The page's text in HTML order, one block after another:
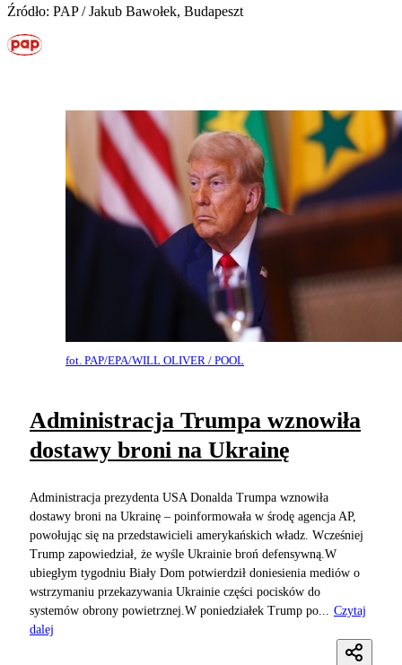
Źródło: PAP / Jakub Bawołek, Budapeszt
fot. PAP/EPA/WILL OLIVER / POOL
Administracja Trumpa wznowiła
dostawy broni na Ukrainę
Administracja prezydenta USA Donalda Trumpa wznowiła
dostawy broni na Ukrainę – poinformowała w środę agencja AP,
powołując się na przedstawicieli amerykańskich władz. Wcześniej
Trump zapowiedział, że wyśle Ukrainie broń defensywną.W
ubiegłym tygodniu Biały Dom potwierdził doniesienia mediów o
wstrzymaniu przekazywania Ukrainie części pocisków do
systemów obrony powietrznej.W poniedziałek Trump po...
Czytaj
dalej